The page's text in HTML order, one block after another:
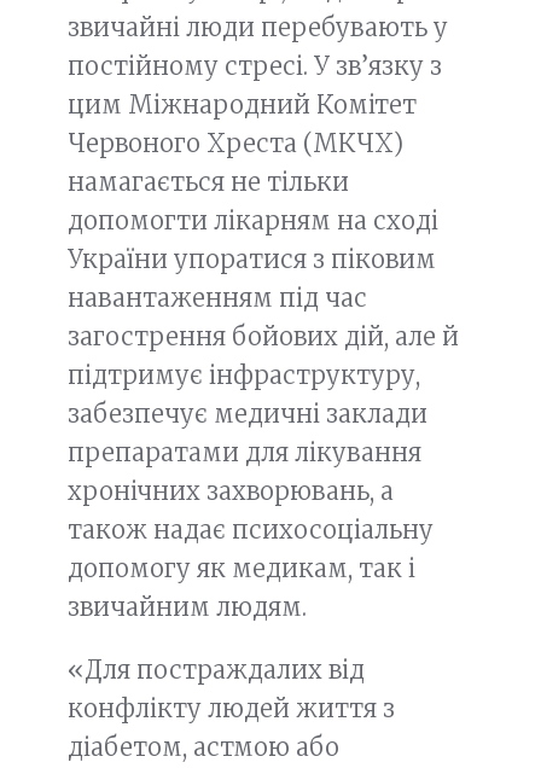
звичайні люди перебувають у
постійному стресі. У зв’язку з
цим Міжнародний Комітет
Червоного Хреста (МКЧХ)
намагається не тільки
допомогти лікарням на сході
України упоратися з піковим
навантаженням під час
загострення бойових дій, але й
підтримує інфраструктуру,
забезпечує медичні заклади
препаратами для лікування
хронічних захворювань, а
також надає психосоціальну
допомогу як медикам, так і
звичайним людям.
«Для постраждалих від
конфлікту людей життя з
діабетом, астмою або